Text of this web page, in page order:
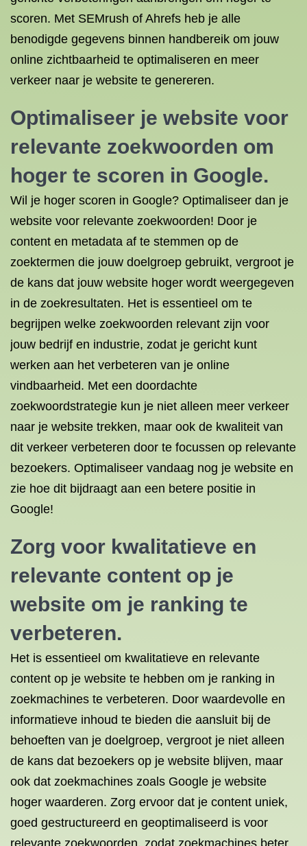
scoren. Met SEMrush of Ahrefs heb je alle
benodigde gegevens binnen handbereik om jouw
online zichtbaarheid te optimaliseren en meer
verkeer naar je website te genereren.
Optimaliseer je website voor
relevante zoekwoorden om
hoger te scoren in Google.
Wil je hoger scoren in Google? Optimaliseer dan je
website voor relevante zoekwoorden! Door je
content en metadata af te stemmen op de
zoektermen die jouw doelgroep gebruikt, vergroot je
de kans dat jouw website hoger wordt weergegeven
in de zoekresultaten. Het is essentieel om te
begrijpen welke zoekwoorden relevant zijn voor
jouw bedrijf en industrie, zodat je gericht kunt
werken aan het verbeteren van je online
vindbaarheid. Met een doordachte
zoekwoordstrategie kun je niet alleen meer verkeer
naar je website trekken, maar ook de kwaliteit van
dit verkeer verbeteren door te focussen op relevante
bezoekers. Optimaliseer vandaag nog je website en
zie hoe dit bijdraagt aan een betere positie in
Google!
Zorg voor kwalitatieve en
relevante content op je
website om je ranking te
verbeteren.
Het is essentieel om kwalitatieve en relevante
content op je website te hebben om je ranking in
zoekmachines te verbeteren. Door waardevolle en
informatieve inhoud te bieden die aansluit bij de
behoeften van je doelgroep, vergroot je niet alleen
de kans dat bezoekers op je website blijven, maar
ook dat zoekmachines zoals Google je website
hoger waarderen. Zorg ervoor dat je content uniek,
goed gestructureerd en geoptimaliseerd is voor
relevante zoekwoorden, zodat zoekmachines beter